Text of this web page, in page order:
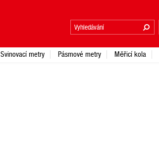
Svinovací metry Pásmové metry Měřicí kola